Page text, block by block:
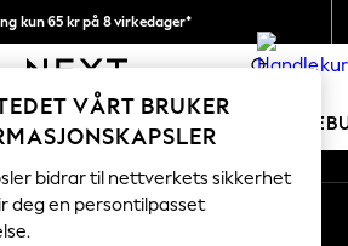
kun 65 kr på 8 virkedager*
Vi betaler alle tollavgifter 0
BABY KVINNER MENN
sosiale nettverk
din
VÅRT BRUKER
bidrar til nettverkets sikkerhet
deg en persontilpasset